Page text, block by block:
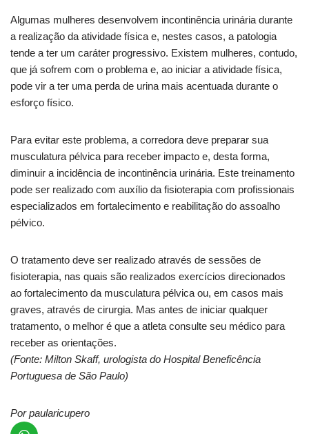
Algumas mulheres desenvolvem incontinência urinária durante
a realização da atividade física e, nestes casos, a patologia
tende a ter um caráter progressivo. Existem mulheres, contudo,
que já sofrem com o problema e, ao iniciar a atividade física,
pode vir a ter uma perda de urina mais acentuada durante o
esforço físico.
Para evitar este problema, a corredora deve preparar sua
musculatura pélvica para receber impacto e, desta forma,
diminuir a incidência de incontinência urinária. Este treinamento
pode ser realizado com auxílio da fisioterapia com profissionais
especializados em fortalecimento e reabilitação do assoalho
pélvico.
O tratamento deve ser realizado através de sessões de
fisioterapia, nas quais são realizados exercícios direcionados
ao fortalecimento da musculatura pélvica ou, em casos mais
graves, através de cirurgia. Mas antes de iniciar qualquer
tratamento, o melhor é que a atleta consulte seu médico para
receber as orientações.
(Fonte: Milton Skaff, urologista do Hospital Beneficência
Portuguesa de São Paulo)
Por paularicupero